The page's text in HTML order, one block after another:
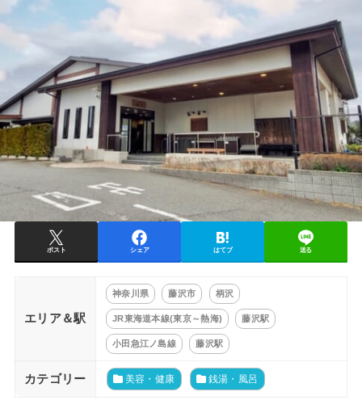
ポスト シェア はてブ 送る
エリア＆駅
神奈川県 藤沢市 柄沢
JR東海道本線(東京～熱海) 藤沢駅
小田急江ノ島線 藤沢駅
カテゴリー 美容・健康 銭湯・風呂